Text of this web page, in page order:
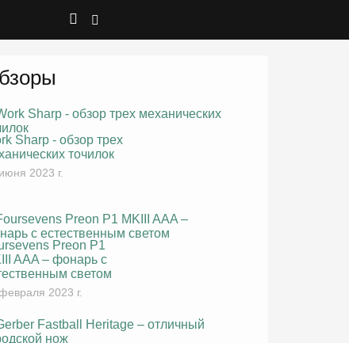
Sharp - обзор трех
точилок
2023 г.
Preon P1
AAA – фонарь с
светом
2023 г.